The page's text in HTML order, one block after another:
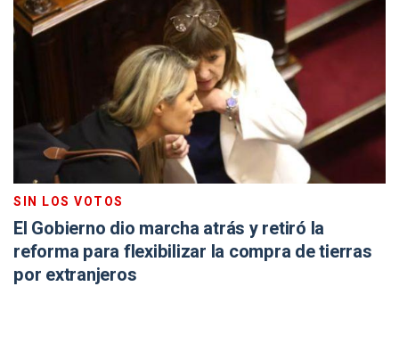
SIN LOS VOTOS
El Gobierno dio marcha atrás y retiró la
reforma para flexibilizar la compra de tierras
por extranjeros